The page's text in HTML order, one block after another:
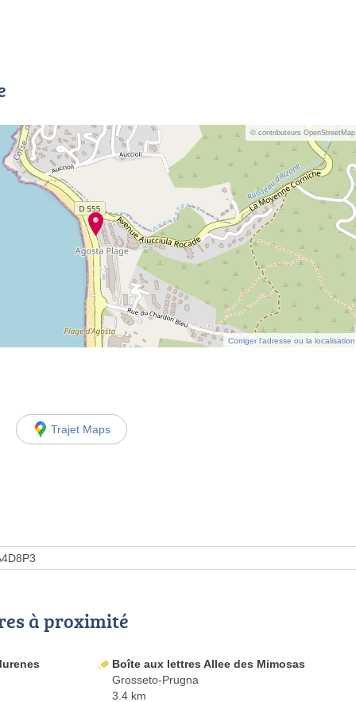
© contributeurs OpenStreetMap
Corriger l’adresse ou la localisation
Trajet Maps
à proximité
Boîte aux lettres Allee des Mimosas
Grosseto-Prugna
3.4 km